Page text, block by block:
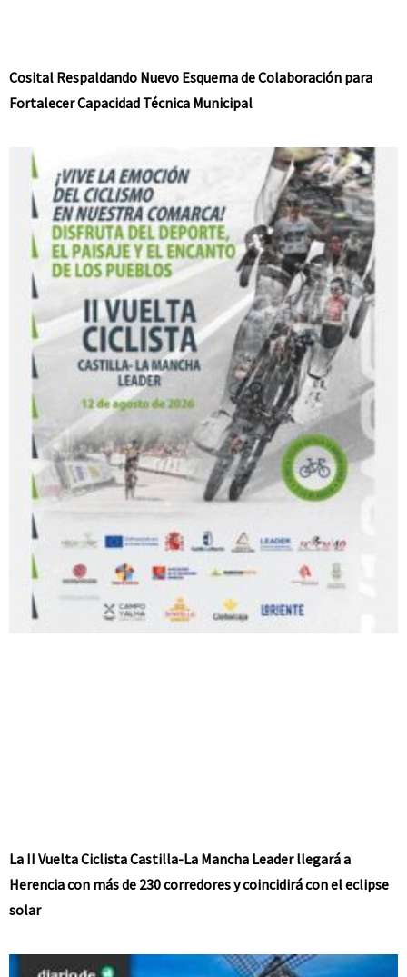
Cosital Respaldando Nuevo Esquema de Colaboración para
Fortalecer Capacidad Técnica Municipal
La II Vuelta Ciclista Castilla-La Mancha Leader llegará a
Herencia con más de 230 corredores y coincidirá con el eclipse
solar